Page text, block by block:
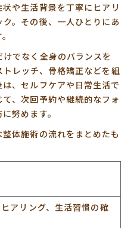
や生活背景を丁寧にヒアリ
。その後、一人ひとりにあ
でなく全身のバランスを
レッチ、骨格矯正などを組
、セルフケアや日常生活で
、次回予約や継続的なフォ
努めます。
体施術の流れをまとめたも
アリング、生活習慣の確